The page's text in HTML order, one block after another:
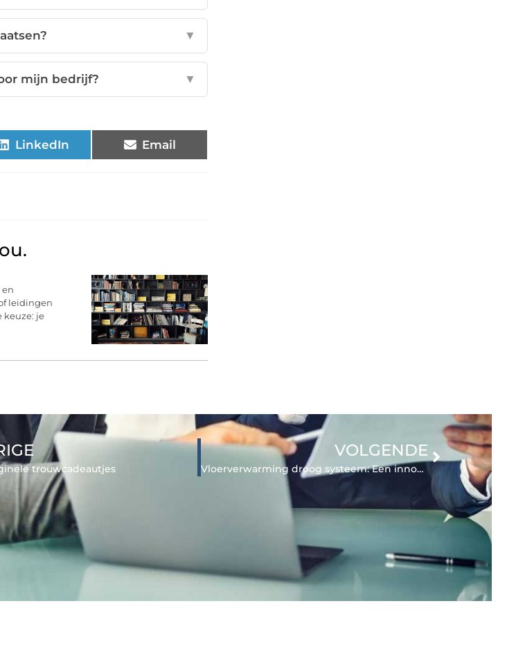
▼
mijn bedrijf? ▼
LinkedIn Email
en
leidingen
keuze: je
trouwcadeautjes
VOLGENDE
Vloerverwarming droog systeem: Een innovatieve verwarmingsoplossing